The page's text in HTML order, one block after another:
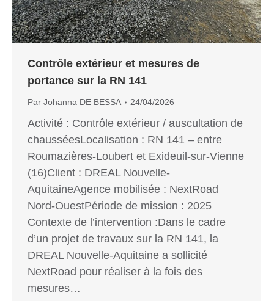
Contrôle extérieur et mesures de
portance sur la RN 141
Par Johanna DE BESSA 24/04/2026
Activité : Contrôle extérieur / auscultation de
chausséesLocalisation : RN 141 – entre
Roumazières-Loubert et Exideuil-sur-Vienne
(16)Client : DREAL Nouvelle-
AquitaineAgence mobilisée : NextRoad
Nord-OuestPériode de mission : 2025
Contexte de l’intervention :Dans le cadre
d’un projet de travaux sur la RN 141, la
DREAL Nouvelle-Aquitaine a sollicité
NextRoad pour réaliser à la fois des
mesures…